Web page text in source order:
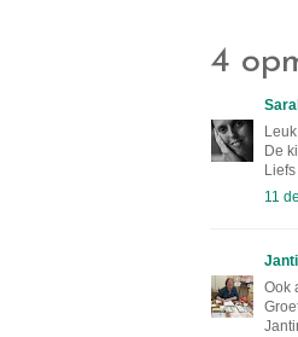
4
De
11
Ook